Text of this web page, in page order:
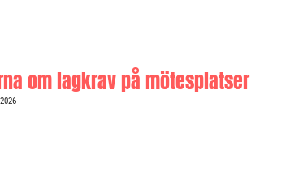
om lagkrav på mötesplatser